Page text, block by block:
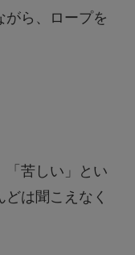
がら、ロープを
「苦しい」とい
は聞こえなく